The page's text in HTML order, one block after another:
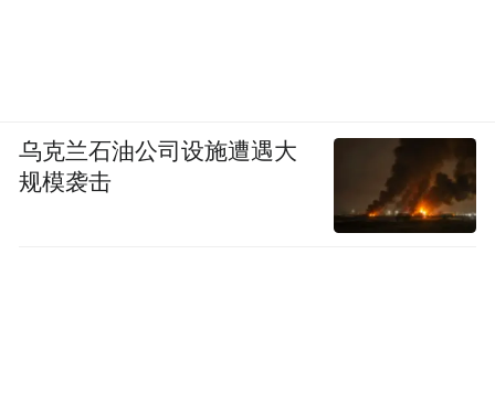
乌克兰石油公司设施遭遇大
规模袭击